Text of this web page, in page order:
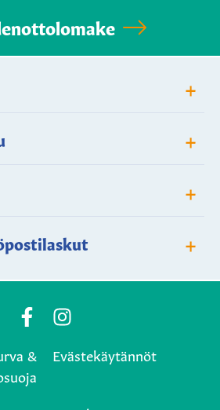
+
+
+
+
Posio
Facebook
page
Posio
Instagram
&
Evästekäytännöt